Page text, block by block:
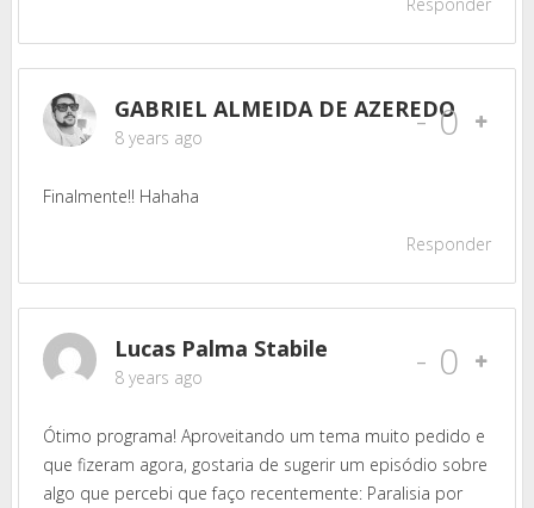
GABRIEL ALMEIDA DE AZEREDO
8 years ago - 0
Finalmente!! Hahaha
Responder
Lucas Palma Stabile
8 years ago - 0
Ótimo programa! Aproveitando um tema muito pedido e
que fizeram agora, gostaria de sugerir um episódio sobre
algo que percebi que faço recentemente: Paralisia por